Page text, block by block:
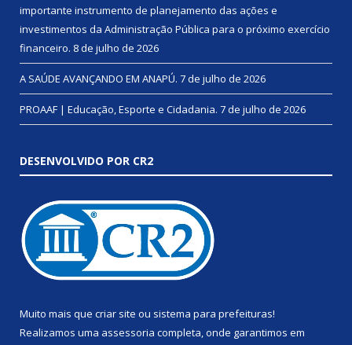
importante instrumento de planejamento das ações e
investimentos da Administração Pública para o próximo exercício
financeiro. 8 de julho de 2026
A SAÚDE AVANÇANDO EM ANAPÚ. 7 de julho de 2026
PROAAF | Educação, Esporte e Cidadania. 7 de julho de 2026
DESENVOLVIDO POR CR2
Muito mais que criar site ou sistema para prefeituras!
Realizamos uma assessoria completa, onde garantimos em